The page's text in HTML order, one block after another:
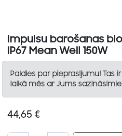
Impulsu barošanas
IP67 Mean Well 150W
Paldies par pieprasījumu! Tas
laikā mēs ar Jums
44,65 €